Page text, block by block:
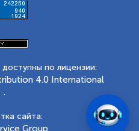
по лицензии:
4.0 International
.
сайта:
Group